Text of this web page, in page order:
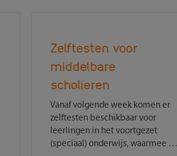
Zelftesten voor
middelbare
scholieren
Vanaf volgende week komen er
zelftesten beschikbaar voor
leerlingen in het voortgezet
(speciaal) onderwijs, waarmee zij